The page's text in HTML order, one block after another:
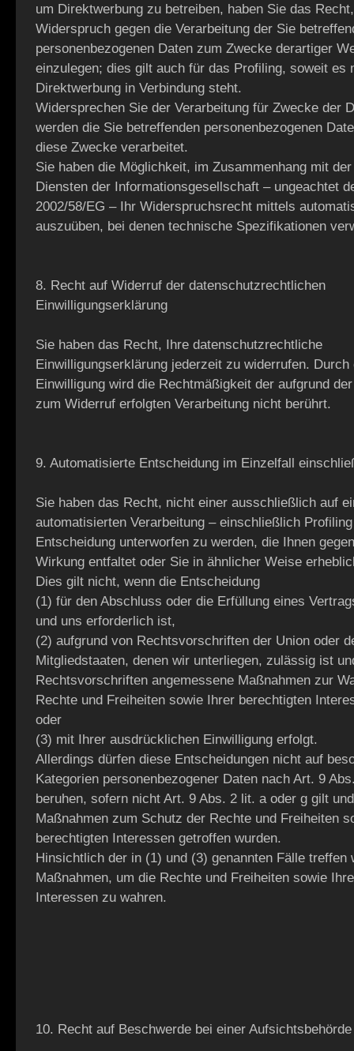
um Direktwerbung zu betreiben, haben Sie das
Widerspruch gegen die Verarbeitung der Sie
personenbezogenen Daten zum Zwecke derartiger
einzulegen; dies gilt auch für das Profiling, soweit es
Direktwerbung in Verbindung steht.
Widersprechen Sie der Verarbeitung für Zwecke der
werden die Sie betreffenden personenbezogenen
diese Zwecke verarbeitet.
Sie haben die Möglichkeit, im Zusammenhang mit
Diensten der Informationsgesellschaft – ungeachtet
2002/58/EG – Ihr Widerspruchsrecht mittels
auszuüben, bei denen technische Spezifikationen
8. Recht auf Widerruf der datenschutzrechtlichen
Einwilligungserklärung
Sie haben das Recht, Ihre datenschutzrechtliche
Einwilligungserklärung jederzeit zu widerrufen.
Einwilligung wird die Rechtmäßigkeit der aufgrund
zum Widerruf erfolgten Verarbeitung nicht berührt.
9. Automatisierte Entscheidung im Einzelfall
Sie haben das Recht, nicht einer ausschließlich auf
automatisierten Verarbeitung – einschließlich
Entscheidung unterworfen zu werden, die Ihnen
Wirkung entfaltet oder Sie in ähnlicher Weise
Dies gilt nicht, wenn die Entscheidung
(1) für den Abschluss oder die Erfüllung eines
und uns erforderlich ist,
(2) aufgrund von Rechtsvorschriften der Union oder
Mitgliedstaaten, denen wir unterliegen, zulässig ist
Rechtsvorschriften angemessene Maßnahmen zur
Rechte und Freiheiten sowie Ihrer berechtigten
oder
(3) mit Ihrer ausdrücklichen Einwilligung erfolgt.
Allerdings dürfen diese Entscheidungen nicht auf
Kategorien personenbezogener Daten nach Art. 9
beruhen, sofern nicht Art. 9 Abs. 2 lit. a oder g gilt
Maßnahmen zum Schutz der Rechte und Freiheiten
berechtigten Interessen getroffen wurden.
Hinsichtlich der in (1) und (3) genannten Fälle treffen
Maßnahmen, um die Rechte und Freiheiten sowie
Interessen zu wahren.
10. Recht auf Beschwerde bei einer Aufsichtsbehörde